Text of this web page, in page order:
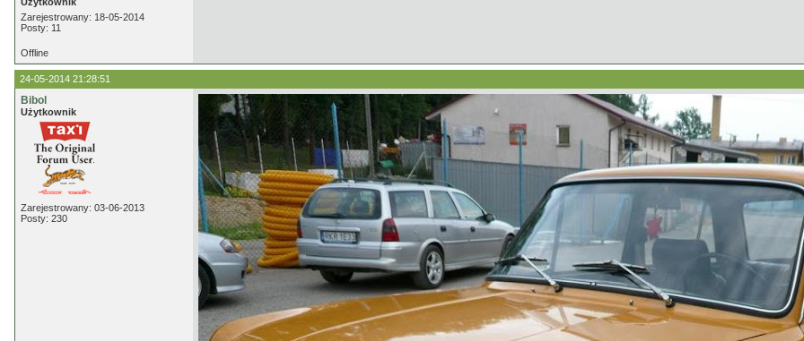
Zarejestrowany: 18-05-2014
Posty: 11
Offline
24-05-2014 21:28:51
Bibol
Użytkownik
Zarejestrowany: 03-06-2013
Posty: 230